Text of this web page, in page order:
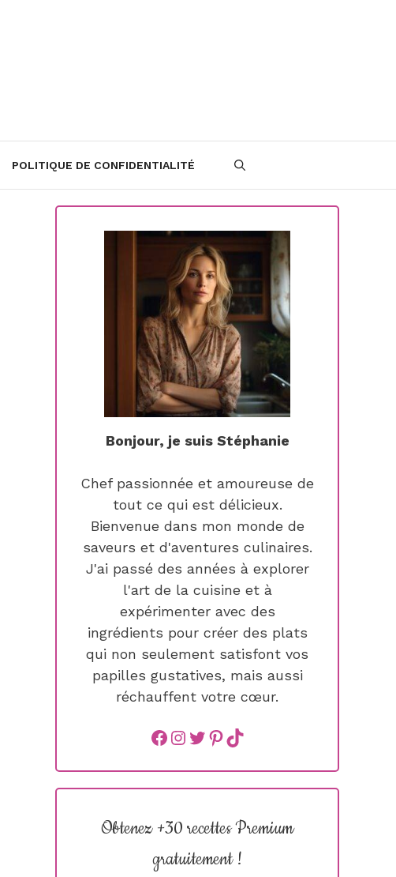
POLITIQUE DE CONFIDENTIALITÉ
Bonjour, je suis Stéphanie
Chef passionnée et amoureuse de
tout ce qui est délicieux.
Bienvenue dans mon monde de
saveurs et d'aventures culinaires.
J'ai passé des années à explorer
l'art de la cuisine et à
expérimenter avec des
ingrédients pour créer des plats
qui non seulement satisfont vos
papilles gustatives, mais aussi
réchauffent votre cœur.
Facebook
instagram
Twitter
Pinterest
TikTok
Obtenez +30 recettes Premium
gratuitement !